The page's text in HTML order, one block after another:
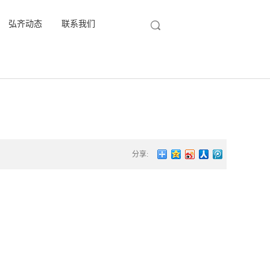
弘齐动态 联系我们
分享: